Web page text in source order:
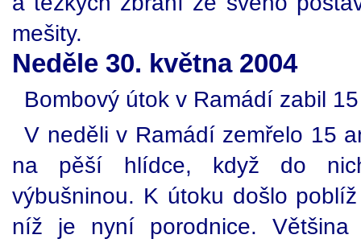
mešity.
Neděle 30. května 2004
Bombový útok v Ramádí zabil
V neděli v Ramádí zemřelo 15
na pěší hlídce, když do
výbušninou. K útoku došlo
níž je nyní porodnice.